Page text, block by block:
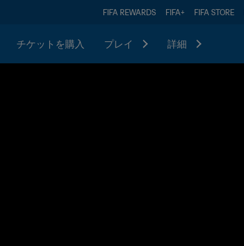
FIFA REWARDS FIFA+ FIFA STORE
チケットを購入 プレイ 詳細